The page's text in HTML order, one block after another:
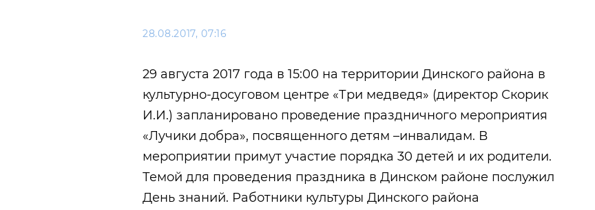
28.08.2017, 07:16
29 августа 2017 года в 15:00 на территории Динского района в
культурно-досуговом центре «Три медведя» (директор Скорик
И.И.) запланировано проведение праздничного мероприятия
«Лучики добра», посвященного детям –инвалидам. В
мероприятии примут участие порядка 30 детей и их родители.
Темой для проведения праздника в Динском районе послужил
День знаний. Работники культуры Динского района